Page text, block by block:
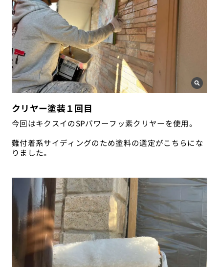
クリヤー塗装１回目
今回はキクスイのSPパワーフッ素クリヤーを使用。
難付着系サイディングのため塗料の選定がこちらにな
りました。